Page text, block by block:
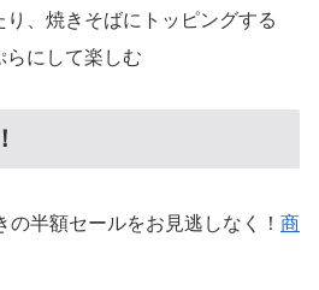
、焼きそばにトッピングする
らにして楽しむ
の半額セールをお見逃しなく！ 商